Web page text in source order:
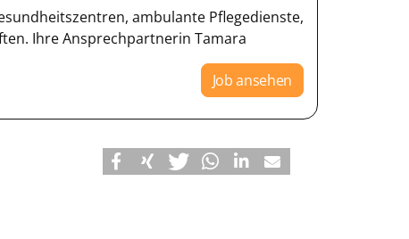
ambulante Pflegedienste,
Ihre Ansprechpartnerin Tamara
Job ansehen